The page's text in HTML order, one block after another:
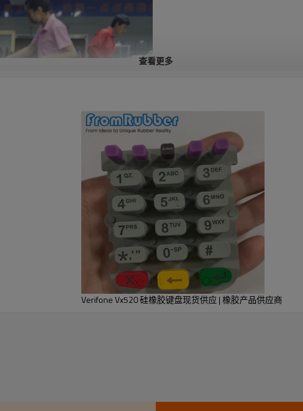
导电碳丸是由碳或石墨制成的
位于导电迹线或触点的顶部。
采用电能加热按键模具，达到特
机器压缩固化，形成所需的pos
查看更多
Verifone Vx520 硅橡胶键盘现货供应 | 橡胶产品供应商